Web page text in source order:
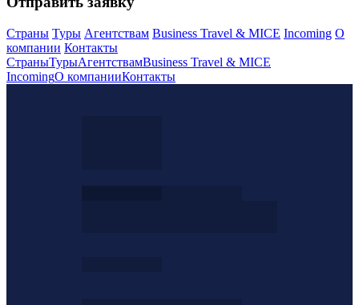
Страны Туры Агентствам Business Travel & MICE Incoming О
компании Контакты
СтраныТурыАгентствамBusiness Travel & MICE
IncomingО компанииКонтакты